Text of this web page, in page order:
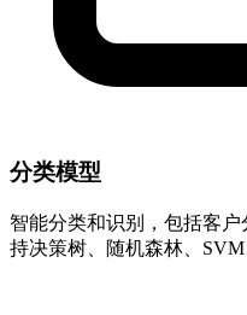
分类模型
智能分类和识别，包括客
持决策树、随机森林、SVM